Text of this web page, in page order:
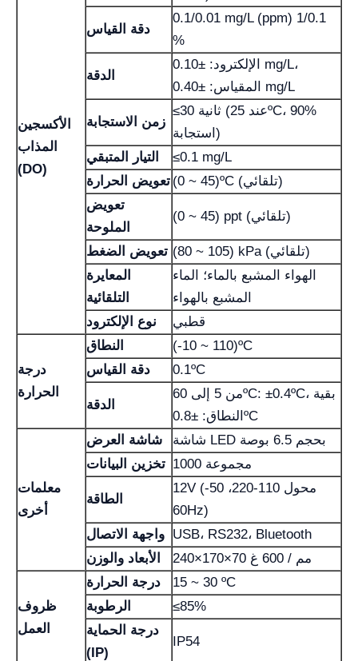
الأكسجين
المذاب
(DO)
دقة القياس
0.1/0.01 mg/L (ppm) 1/0.1
%
الدقة
الإلكترود: ±0.10 mg/L،
المقياس: ±0.40 mg/L
زمن الاستجابة
≤30 ثانية (عند 25ºC، 90%
استجابة)
التيار المتبقي
≤0.1 mg/L
تعويض الحرارة
(0 ~ 45)ºC (تلقائي)
تعويض
الملوحة
(0 ~ 45) ppt (تلقائي)
تعويض الضغط
(80 ~ 105) kPa (تلقائي)
المعايرة
التلقائية
الهواء المشبع بالماء؛ الماء
المشبع بالهواء
نوع الإلكترود
قطبي
درجة
الحرارة
النطاق
(-10 ~ 110)ºC
دقة القياس
0.1ºC
الدقة
من 5 إلى 60ºC: ±0.4ºC، بقية
النطاق: ±0.8ºC
معلمات
أخرى
شاشة العرض
شاشة LED بحجم 6.5 بوصة
تخزين البيانات
1000 مجموعة
الطاقة
12V (محول 110-220، 50-
60Hz)
واجهة الاتصال USB، RS232، Bluetooth
الأبعاد والوزن
240×170×70 مم / 600 غ
ظروف
العمل
درجة الحرارة
15 ~ 30 ºC
الرطوبة
≤85%
درجة الحماية
(IP)
IP54